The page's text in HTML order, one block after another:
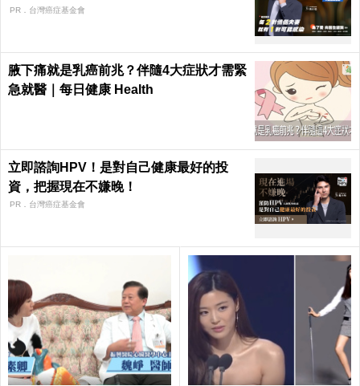
PR．台灣癌症基金會
腋下痛就是乳癌前兆？伴隨4大症狀才需緊
急就醫｜每日健康 Health
立即諮詢HPV！是對自己健康最好的投
資，把握現在不嫌晚！
PR．台灣癌症基金會